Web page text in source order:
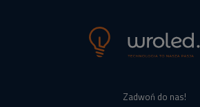
Zadwoń do nas!